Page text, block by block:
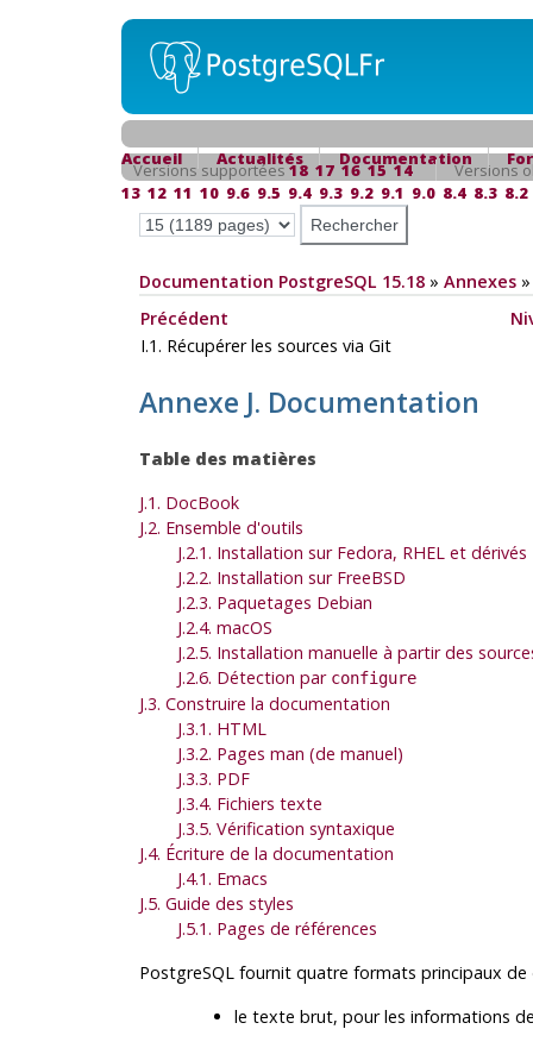
Accueil Actualités Documentation
Versions supportées18 17 16 15 14
Versions
13 12 11 10 9.6 9.5 9.4 9.3 9.2 9.1 9.0 8.4 8.3 8.2
Documentation PostgreSQL 15.18» Annexes
Précédent
I.1. Récupérer les sources via Git
Annexe J. Documentation
Table des matières
J.1. DocBook
J.2. Ensemble d'outils
J.2.1. Installation sur Fedora, RHEL et dérivés
J.2.2. Installation sur FreeBSD
J.2.3. Paquetages Debian
J.2.4. macOS
J.2.5. Installation manuelle à partir des
J.2.6. Détection par configure
J.3. Construire la documentation
J.3.1. HTML
J.3.2. Pages man (de manuel)
J.3.3. PDF
J.3.4. Fichiers texte
J.3.5. Vérification syntaxique
J.4. Écriture de la documentation
J.4.1. Emacs
J.5. Guide des styles
J.5.1. Pages de références
PostgreSQLfournit quatre formats principaux de
le texte brut, pour les informations